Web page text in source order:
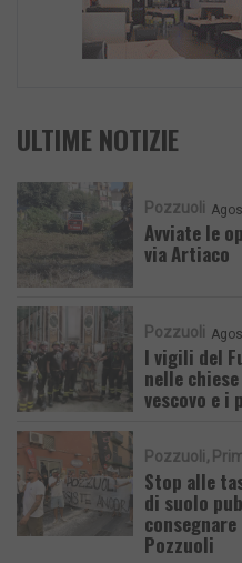
ULTIME NOTIZIE
Pozzuoli
Avviate le
via Artiaco
Pozzuoli
I vigili del
nelle
vescovo e i
Pozzuoli
Stop alle
di suolo
Pozzuoli